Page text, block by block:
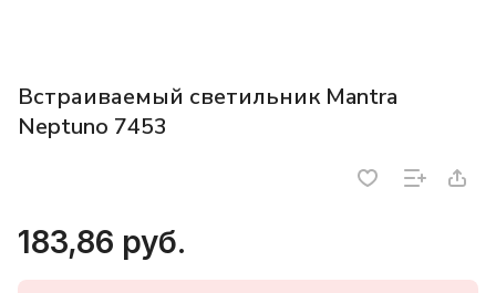
Встраиваемый светильник Mantra
Neptuno 7453
183,86 руб.